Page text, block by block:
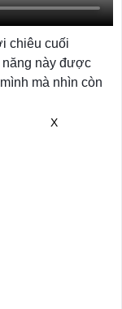
chiêu cuối
năng này được
mà nhìn còn
X